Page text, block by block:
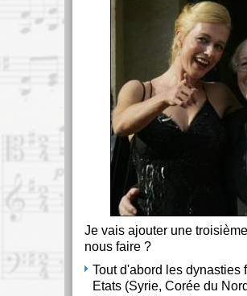
Je vais ajouter une
nous faire ?
Tout d'abord les
Etats (Syrie, Corée du